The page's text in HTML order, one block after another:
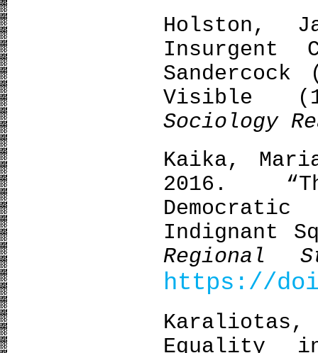
Holston,
Insurgent
Visible
Sociology
Kaika,
2016.
Indignant
Regional
https://
Equality